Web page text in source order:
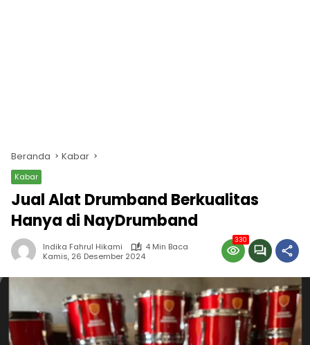
Beranda Kabar
Kabar
Jual Alat Drumband Berkualitas
Hanya di NayDrumband
Indika Fahrul Hikami
4 Min Baca
Kamis, 26 Desember 2024
330